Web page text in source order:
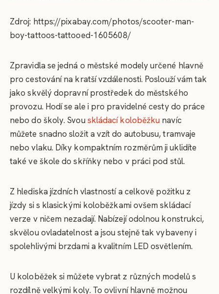
Zdroj: https://pixabay.com/photos/scooter-man-
boy-tattoos-tattooed-1605608/
Zpravidla se jedná o městské modely určené hlavně
pro cestování na kratší vzdálenosti. Poslouží vám tak
jako skvělý dopravní prostředek do městského
provozu. Hodí se ale i pro pravidelné cesty do práce
nebo do školy. Svou skládací koloběžku navíc
můžete snadno složit a vzít do autobusu, tramvaje
nebo vlaku. Díky kompaktním rozměrům ji uklidíte
také ve škole do skříňky nebo v práci pod stůl.
Z hlediska jízdních vlastností a celkově požitku z
jízdy si s klasickými koloběžkami ovšem skládací
verze v ničem nezadají. Nabízejí odolnou konstrukci,
skvělou ovladatelnost a jsou stejně tak vybaveny i
spolehlivými brzdami a kvalitním LED osvětlením.
U koloběžek si můžete vybrat z různých modelů s
rozdílně velkými koly. To ovlivní hlavně možnou